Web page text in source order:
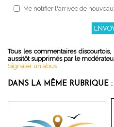
Me notifier l'arrivée de
Tous les commentaires
aussitôt supprimés par le
Signaler un abus
DANS LA MÊME RUBRIQUE :